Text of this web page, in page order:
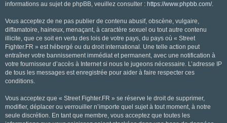
informations au sujet de phpBB, veuillez consulter : https://www.phpbb.com/.
Vous acceptez de ne pas publier de contenu abusif, obscène, vulgaire,
diffamatoire, haineux, menaçant, à caractère sexuel ou tout autre contenu
illicite, que ce soit en vertu des lois de votre pays, du pays où « Street
Fighter.FR » est hébergé ou du droit international. Une telle action peut
entraîner votre bannissement immédiat et permanent, avec une notification à
votre fournisseur d’accès à Internet si nous le jugeons nécessaire. L’adresse IP
de tous les messages est enregistrée pour aider à faire respecter ces
conditions.
Vous acceptez que « Street Fighter.FR » se réserve le droit de supprimer,
modifier, déplacer ou verrouiller n’importe quel sujet à tout moment, à notre
seule discrétion. En tant que membre, vous acceptez que toutes les